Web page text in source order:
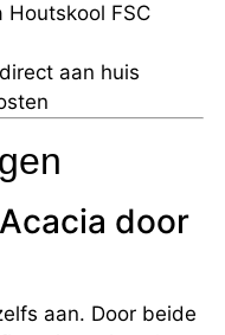
Houtskool FSC
aan huis
door
aan. Door beide